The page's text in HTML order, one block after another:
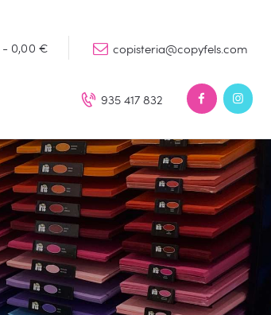
0,00 € copisteria@copyfels.com
935 417 832